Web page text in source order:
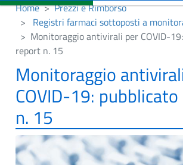
Home
Prezzi e Rimborso
Registri farmaci sottoposti a
Monitoraggio antivirali per COVID-
report n. 15
Monitoraggio
COVID-19:
n. 15